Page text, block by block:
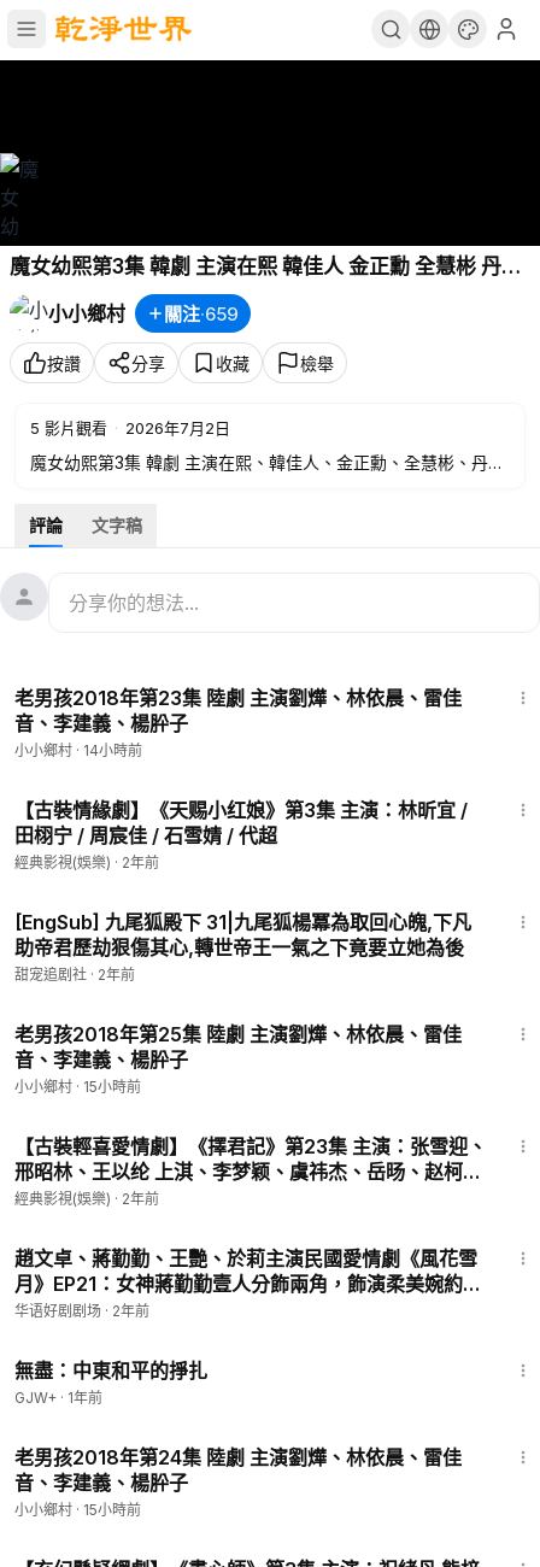
魔女幼熙第3集 韓劇 主演在熙 韓佳人 金正勳 全慧彬 丹尼
斯 吳 李倸英
小小鄉村
關注·659
按讚 分享 收藏 檢舉
5 影片觀看 · 2026年7月2日
魔女幼熙第3集 韓劇 主演在熙、韓佳人、金正勳、全慧彬、丹尼
評論
文字稿
老男孩2018年第23集 陸劇 主演劉燁、林依晨、雷佳
音、李建義、楊肸子
小小鄉村 · 14小時前
【古裝情緣劇】《天赐小红娘》第3集 主演：林昕宜 /
田栩宁 / 周宸佳 / 石雪婧 / 代超
經典影視(娛樂) · 2年前
[EngSub] 九尾狐殿下 31|九尾狐楊冪為取回心魄,下凡
助帝君歷劫狠傷其心,轉世帝王一氣之下竟要立她為後
甜宠追剧社 · 2年前
老男孩2018年第25集 陸劇 主演劉燁、林依晨、雷佳
音、李建義、楊肸子
小小鄉村 · 15小時前
【古裝輕喜愛情劇】《擇君記》第23集 主演：张雪迎、
邢昭林、王以纶 上淇、李梦颖、虞祎杰、岳旸、赵柯、
范湉湉、刘冠麟
經典影視(娛樂) · 2年前
趙文卓、蔣勤勤、王艷、於莉主演民國愛情劇《風花雪
月》EP21：女神蔣勤勤壹人分飾兩角，飾演柔美婉約的
心慈、繡雲母女，血性漢子趙文卓允文允武，卻陷入與
华语好剧剧场 · 2年前
無盡：中東和平的掙扎
GJW+ · 1年前
老男孩2018年第24集 陸劇 主演劉燁、林依晨、雷佳
音、李建義、楊肸子
小小鄉村 · 15小時前